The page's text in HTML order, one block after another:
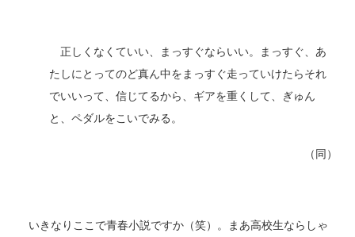
正しくなくていい、まっすぐならいい。まっすぐ、あ
たしにとってのど真ん中をまっすぐ走っていけたらそれ
でいいって、信じてるから、ギアを重くして、ぎゅん
と、ペダルをこいでみる。
（同）
いきなりここで青春小説ですか（笑）。まあ高校生ならしゃ